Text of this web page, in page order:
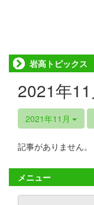
岩高トピックス
2021年
2021年11月
記事がありません。
メニュー